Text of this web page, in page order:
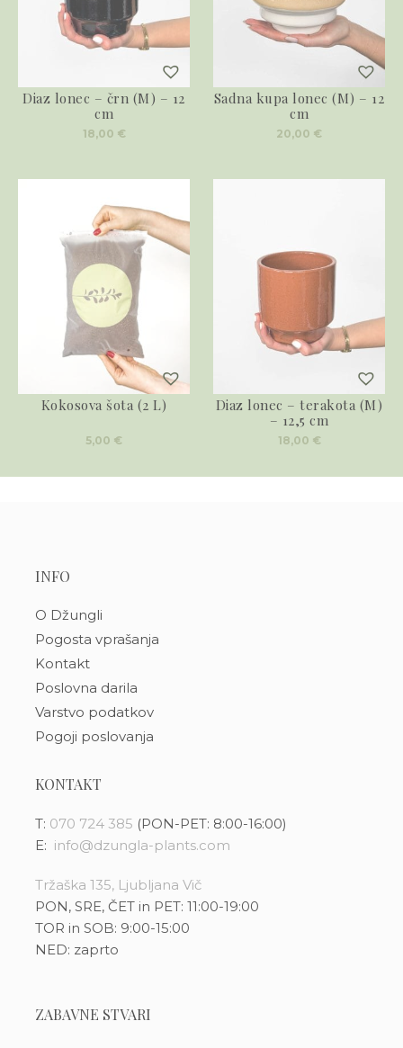
Diaz lonec – črn (M) – 12
cm
18,00 €
Sadna kupa lonec (M) – 12
cm
20,00 €
Kokosova šota (2 L)
5,00 €
Diaz lonec – terakota (M)
– 12,5 cm
18,00 €
INFO
O Džungli
Pogosta vprašanja
Kontakt
Poslovna darila
Varstvo podatkov
Pogoji poslovanja
KONTAKT
T: 070 724 385 (PON-PET: 8:00-16:00)
E: info@dzungla-plants.com
Tržaška 135, Ljubljana Vič
PON, SRE, ČET in PET: 11:00-19:00
TOR in SOB: 9:00-15:00
NED: zaprto
ZABAVNE STVARI